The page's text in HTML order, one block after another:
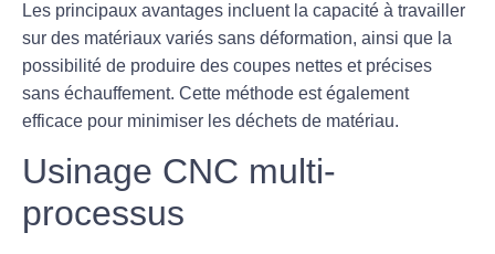
Les principaux avantages incluent la capacité à travailler
sur des matériaux variés sans déformation, ainsi que la
possibilité de produire des coupes nettes et précises
sans échauffement. Cette méthode est également
efficace pour minimiser les déchets de matériau.
Usinage CNC multi-
processus